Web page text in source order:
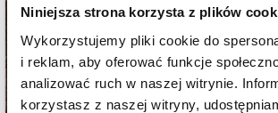
Niniejsza strona korzysta z plików
Wykorzystujemy pliki cookie do
i reklam, aby oferować funkcje
analizować ruch w naszej witrynie.
korzystasz z naszej witryny,